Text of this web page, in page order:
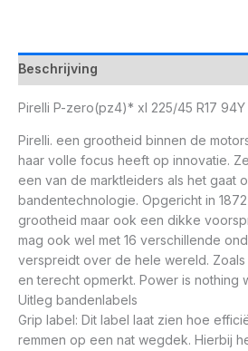
Beschrijving
Pirelli P-zero(pz4)* xl 225/45 R17 94Y
Pirelli. een grootheid binnen de
haar volle focus heeft op innovatie.
een van de marktleiders als het gaat
bandentechnologie. Opgericht in
grootheid maar ook een dikke
mag ook wel met 16 verschillende
verspreidt over de hele wereld. Zoals
en terecht opmerkt. Power is nothing
Uitleg bandenlabels
Grip label: Dit label laat zien hoe
remmen op een nat wegdek. Hierbij